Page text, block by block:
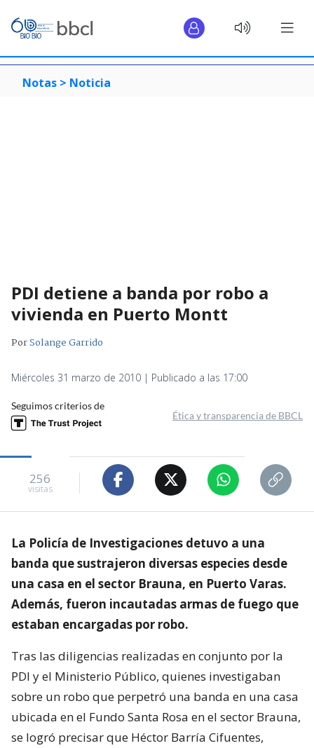
Notas > Noticia
PDI detiene a banda por robo a
vivienda en Puerto Montt
PorSolange Garrido
Miércoles 31 marzo de 2010 | Publicado a las 17:00
Seguimos criterios de
Ética y transparencia de BBCL
256
visitas
La Policía de Investigaciones detuvo a una
banda que sustrajeron diversas especies desde
una casa en el sector Brauna, en Puerto Varas.
Además, fueron incautadas armas de fuego que
estaban encargadas por robo.
Tras las diligencias realizadas en conjunto por la
PDI y el Ministerio Público, quienes investigaban
sobre un robo que perpetró una banda en una casa
ubicada en el Fundo Santa Rosa en el sector Brauna,
se logró precisar que Héctor Barría Cifuentes,